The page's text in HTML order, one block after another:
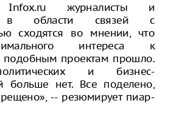
Infox.ru журналисты и
в области связей с
сходятся во мнении, что
интереса к
подобным проектам прошло.
и бизнес-
больше нет. Все поделено,
-- резюмирует пиар-